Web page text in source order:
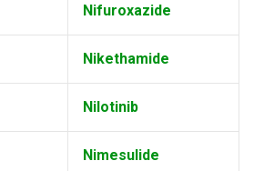
Nifuroxazide
Nikethamide
Nilotinib
Nimesulide